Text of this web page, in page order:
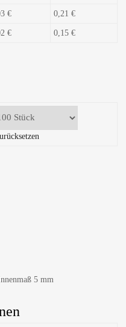
€ 0,21 €
€ 0,15 €
5 mm